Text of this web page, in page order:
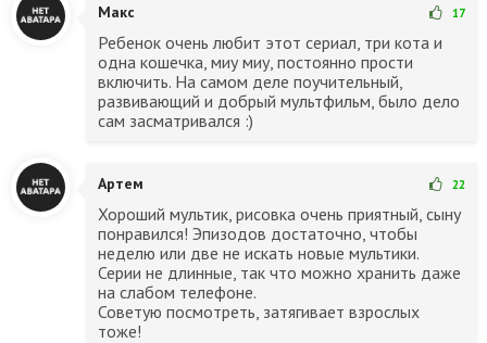
Макс 17
Ребенок очень любит этот сериал, три кота и
одна кошечка, миу миу, постоянно прости
включить. На самом деле поучительный,
развивающий и добрый мультфильм, было дело
сам засматривался :)
Артем 22
Хороший мультик, рисовка очень приятный, сыну
понравился! Эпизодов достаточно, чтобы
неделю или две не искать новые мультики.
Серии не длинные, так что можно хранить даже
на слабом телефоне.
Советую посмотреть, затягивает взрослых
тоже!